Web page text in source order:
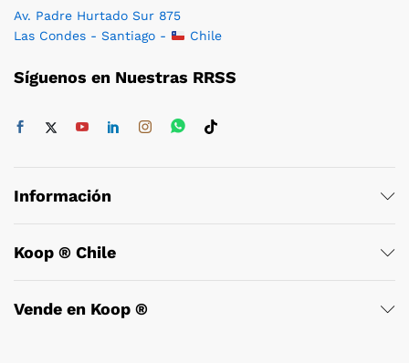
Av. Padre Hurtado Sur 875
Las Condes - Santiago -
Chile
Síguenos en Nuestras RRSS
Información
Koop ® Chile
Vende en Koop ®